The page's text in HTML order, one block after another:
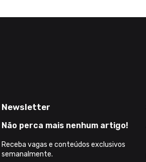
Newsletter
Não perca mais nenhum artigo!
Receba vagas e conteúdos exclusivos
semanalmente.